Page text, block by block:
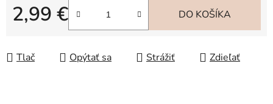
2,99 €
Jednotková cena:
DO KOŠÍKA
Tlač Opýtať sa Strážiť Zdieľať